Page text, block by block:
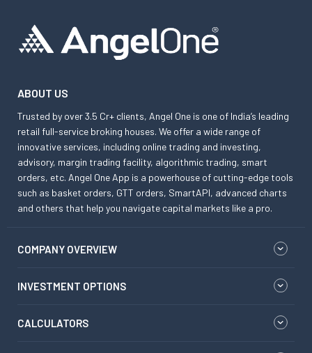
ABOUT US
Trusted by over 3.5 Cr+ clients, Angel One is one of India’s leading
retail full-service broking houses. We offer a wide range of
innovative services, including online trading and investing,
advisory, margin trading facility, algorithmic trading, smart
orders, etc. Angel One App is a powerhouse of cutting-edge tools
such as basket orders, GTT orders, SmartAPI, advanced charts
and others that help you navigate capital markets like a pro.
COMPANY OVERVIEW
INVESTMENT OPTIONS
CALCULATORS